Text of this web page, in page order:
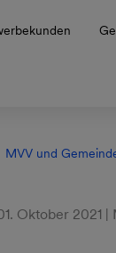
MVV und
Oktober 2021 |